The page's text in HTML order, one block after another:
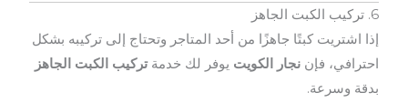
6. تركيب الكبت الجاهز
إذا اشتريت كبتًا جاهزًا من أحد المتاجر وتحتاج إلى تركيبه بشكل
احترافي، فإننجار الكويت يوفر لك خدمةتركيب الكبت الجاهز
بدقة وسرعة.